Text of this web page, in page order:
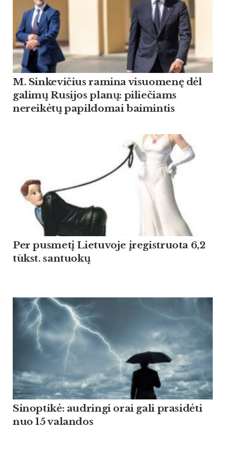
M. Sinkevičius ramina visuomenę dėl
galimų Rusijos planų: piliečiams
nereikėtų papildomai baimintis
Per pusmetį Lietuvoje įregistruota 6,2
tūkst. santuokų
Sinoptikė: audringi orai gali prasidėti
nuo 15 valandos